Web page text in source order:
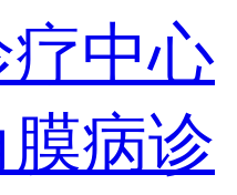
疗中心
病诊